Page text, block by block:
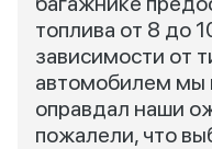
топлива от 8 до
зависимости от
автомобилем мы
оправдал наши
пожалели, что